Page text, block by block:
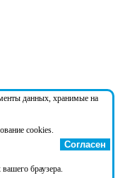
данных, хранимые на
cookies.
Согласен
браузера.